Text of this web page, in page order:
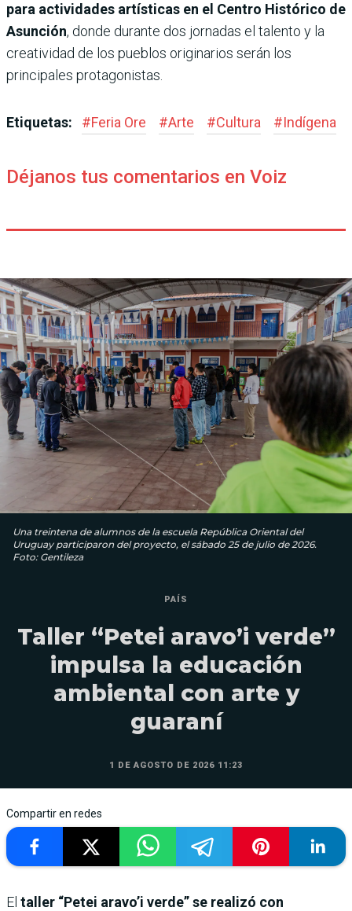
para actividades artísticas en el Centro Histórico de
Asunción, donde durante dos jornadas el talento y la
creatividad de los pueblos originarios serán los
principales protagonistas.
Etiquetas: #Feria Ore #Arte #Cultura #Indígena
Déjanos tus comentarios en Voiz
Una treintena de alumnos de la escuela República Oriental del
Uruguay participaron del proyecto, el sábado 25 de julio de 2026.
Foto: Gentileza
PAÍS
Taller “Petei aravo’i verde”
impulsa la educación
ambiental con arte y
guaraní
1 DE AGOSTO DE 2026 11:23
Compartir en redes
El taller “Petei aravo’i verde” se realizó con